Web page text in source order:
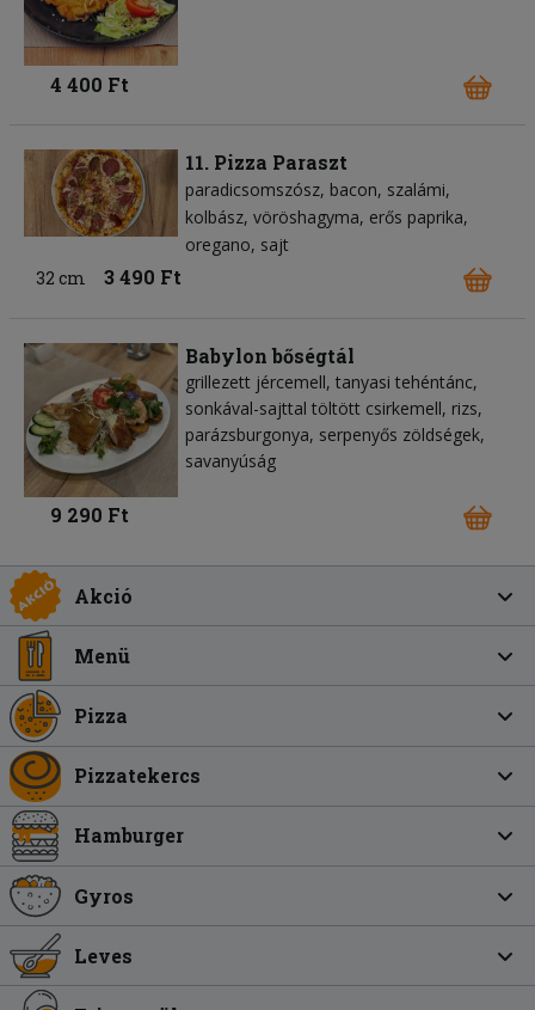
4 400 Ft
11. Pizza Paraszt
paradicsomszósz bacon szalámi
kolbász vöröshagyma erős paprika
oregano sajt
32 cm
3 490 Ft
Babylon bőségtál
grillezett jércemell, tanyasi tehéntánc,
sonkával-sajttal töltött csirkemell, rizs,
parázsburgonya, serpenyős zöldségek,
savanyúság
9 290 Ft
Akció
Menü
Pizza
Pizzatekercs
Hamburger
Gyros
Leves